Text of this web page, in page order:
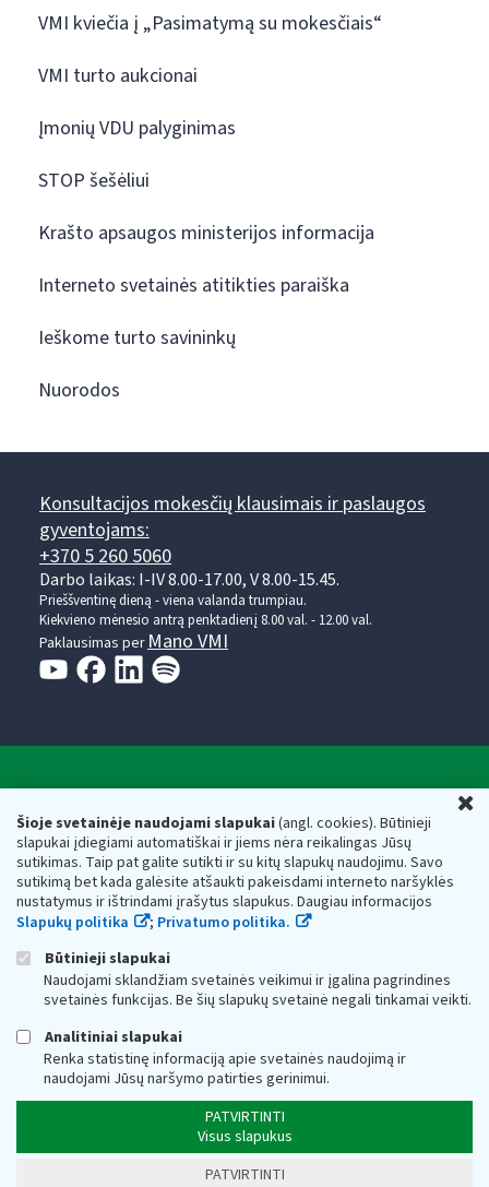
Šioje svetainėje naudojami slapukai(angl. cookies). Būtinieji
slapukai įdiegiami automatiškai ir jiems nėra reikalingas Jūsų
sutikimas. Taip pat galite sutikti ir su kitų slapukų naudojimu. Savo
sutikimą bet kada galėsite atšaukti pakeisdami interneto naršyklės
nustatymus ir ištrindami įrašytus slapukus. Daugiau informacijos
Slapukų politika
; Privatumo politika.
Būtinieji slapukai
Naudojami sklandžiam svetainės veikimui ir įgalina pagrindines
svetainės funkcijas. Be šių slapukų svetainė negali tinkamai veikti.
Analitiniai slapukai
Renka statistinę informaciją apie svetainės naudojimą ir
naudojami Jūsų naršymo patirties gerinimui.
PATVIRTINTI
Visus slapukus
PATVIRTINTI
VMI kviečia į „Pasimatymą su mokesčiais“
VMI turto aukcionai
Įmonių VDU palyginimas
STOP šešėliui
Krašto apsaugos ministerijos informacija
Interneto svetainės atitikties paraiška
Ieškome turto savininkų
Nuorodos
Konsultacijos mokesčių klausimais ir paslaugos
gyventojams:
+370 5 260 5060
Darbo laikas: I-IV 8.00-17.00, V 8.00-15.45.
Prieššventinę dieną - viena valanda trumpiau.
Kiekvieno mėnesio antrą penktadienį 8.00 val. - 12.00 val.
Paklausimas per Mano VMI
Respublikos finansų ministerijos
Biudžetinė įstaiga. Juridinio asmens kodas — 188659752,
adresas: Vasario 16-osios g. 14, 01107 Vilnius, Lietuva, el.paštas:
vmi@vmi.lt, E. pristatymo dėžutės adresas 188659752
Duomenys apie Valstybinę mokesčių inspekciją prie Lietuvos
Respublikos finansų ministerijos kaupiami ir saugomi Juridinių